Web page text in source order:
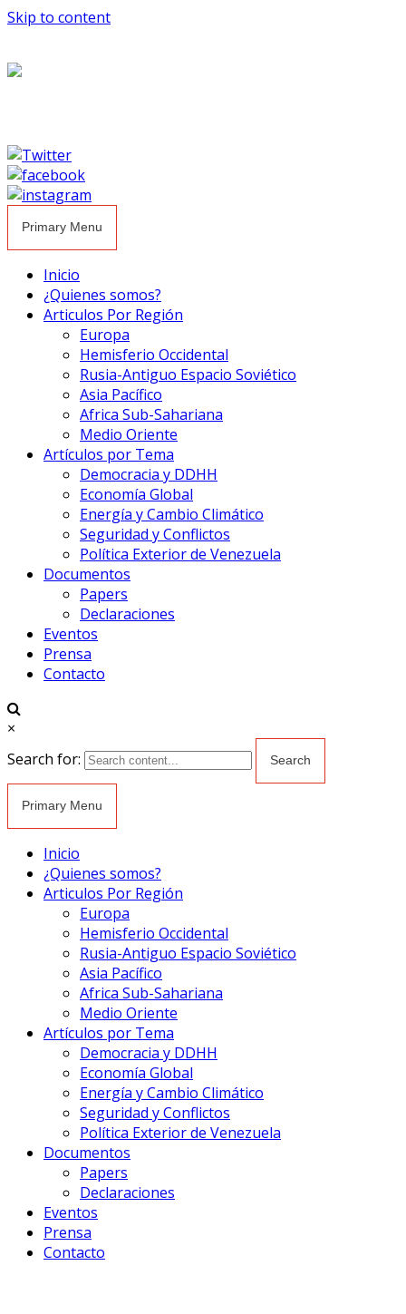
Skip to content
Primary Menu
Inicio
¿Quienes somos?
Articulos Por Región
Europa
Hemisferio Occidental
Rusia-Antiguo Espacio Soviético
Asia Pacífico
Africa Sub-Sahariana
Medio Oriente
Artículos por Tema
Democracia y DDHH
Economía Global
Energía y Cambio Climático
Seguridad y Conflictos
Política Exterior de Venezuela
Documentos
Papers
Declaraciones
Eventos
Prensa
Contacto
×
Search for:
Primary Menu
Inicio
¿Quienes somos?
Articulos Por Región
Europa
Hemisferio Occidental
Rusia-Antiguo Espacio Soviético
Asia Pacífico
Africa Sub-Sahariana
Medio Oriente
Artículos por Tema
Democracia y DDHH
Economía Global
Energía y Cambio Climático
Seguridad y Conflictos
Política Exterior de Venezuela
Documentos
Papers
Declaraciones
Eventos
Prensa
Contacto